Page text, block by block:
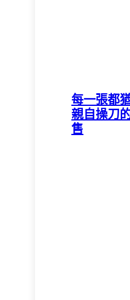
每一張都
親自操刀
售